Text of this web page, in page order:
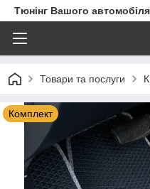
Тюнінг Вашого
Товари та послуги
Комплект